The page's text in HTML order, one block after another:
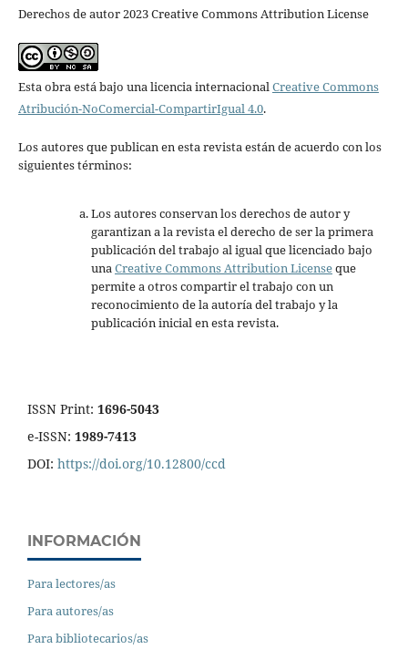
Derechos de autor 2023 Creative Commons Attribution License
Esta obra está bajo una licencia internacionalCreative Commons
Atribución-NoComercial-CompartirIgual 4.0.
Los autores que publican en esta revista están de acuerdo con los
siguientes términos:
Los autores conservan los derechos de autor y
garantizan a la revista el derecho de ser la primera
publicación del trabajo al igual que licenciado bajo
unaCreative Commons Attribution Licenseque
permite a otros compartir el trabajo con un
reconocimiento de la autoría del trabajo y la
publicación inicial en esta revista.
ISSN Print: 1696-5043
e-ISSN: 1989-7413
DOI: https://doi.org/10.12800/ccd
INFORMACIÓN
Para lectores/as
Para autores/as
Para bibliotecarios/as